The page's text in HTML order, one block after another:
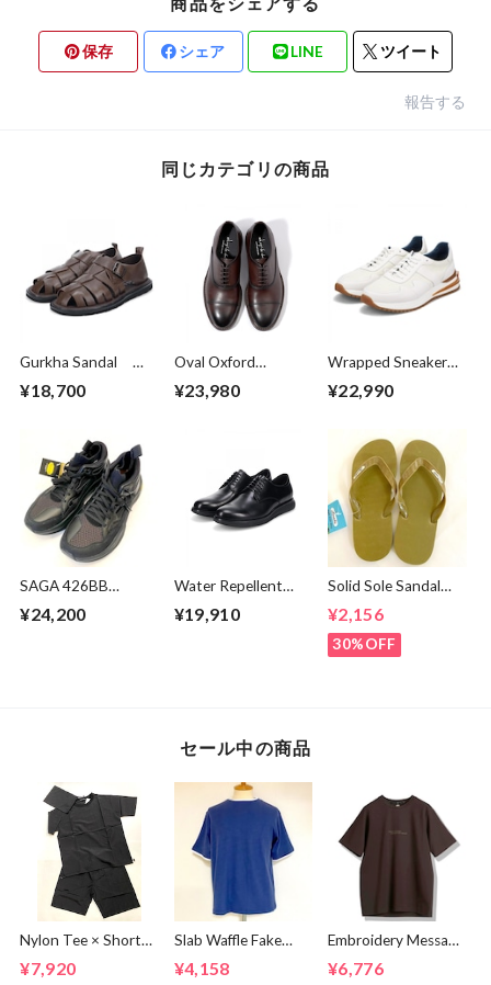
保存 シェア LINE ツイート
報告する
同じカテゴリの商品
Gurkha Sandal
Dark Brown
¥18,700
Oval Oxford
Shoes Brown
¥23,980
Wrapped Sneaker
White
¥22,990
SAGA 426BB
BRANDBLACK
Black
¥24,200
Water Repellent
Derby Shoes Black
¥19,910
Solid Sole Sandal
(Solid Strap) Olive
¥2,156
30%OFF
セール中の商品
Nylon Tee × Shorts
Set Up Black
¥7,920
Slab Waffle Fake
layered Roll Neck
Cut & Sewn Navy
¥4,158
Embroidery Message
Crew Neck T-
shirts Brown
¥6,776